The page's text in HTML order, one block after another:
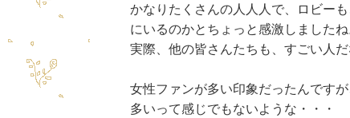
かなりたくさんの人人人で、ロビー
にいるのかとちょっと感激しましたね
実際、他の皆さんたちも、すごい人
女性ファンが多い印象だったんです
多いって感じでもないような・・・